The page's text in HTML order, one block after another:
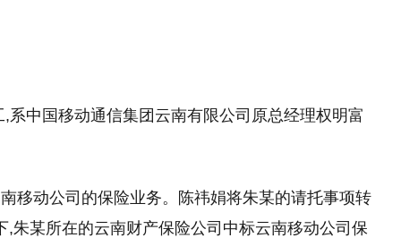
中国移动通信集团云南有限公司原总经理权明富
移动公司的保险业务。陈祎娟将朱某的请托事项转
朱某所在的云南财产保险公司中标云南移动公司保